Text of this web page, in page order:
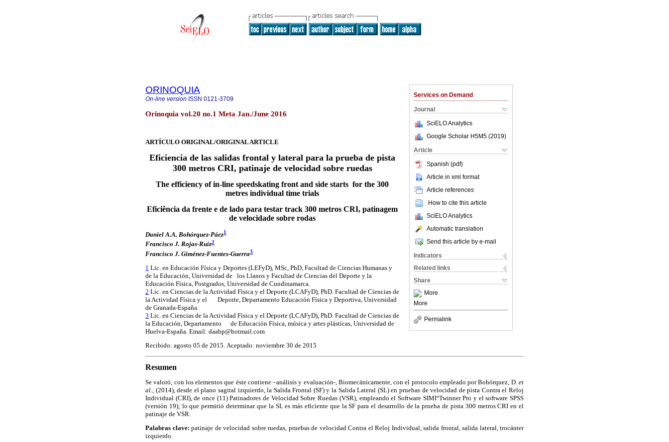
Services on Demand
Journal
SciELO Analytics
Google Scholar H5M5 (2019)
Article
Spanish (pdf)
Article in xml format
Article references
How to cite this article
SciELO Analytics
Automatic translation
Send this article by e-mail
Indicators
Related links
Share
More
More
Permalink
ORINOQUIA
On-line version ISSN 0121-3709
Orinoquia vol.20 no.1 Meta Jan./June 2016
ARTÍCULO ORIGINAL/ORIGINAL ARTICLE
Eficiencia de las salidas frontal y lateral para la prueba de pista
300 metros CRI, patinaje de velocidad sobre ruedas
The efficiency of in-line speedskating front and side starts for the 300
metres individual time trials
Eficiência da frente e de lado para testar track 300 metros CRI, patinagem
de velocidade sobre rodas
Daniel A.A. Bohórquez-Páez1
Francisco J. Rojas-Ruíz2
Francisco J. Giménez-Fuentes-Guerra3
1 Lic. en Educación Física y Deportes (LEFyD), MSc, PhD, Facultad de Ciencias Humanas y
de la Educación, Universidad de los Llanos y Facultad de Ciencias del Deporte y la
Educación Física, Postgrados, Universidad de Cundinamarca.
2 Lic. en Ciencias de la Actividad Física y el Deporte (LCAFyD), PhD. Facultad de Ciencias de
la Actividad Física y el Deporte, Departamento Educación Física y Deportiva, Universidad
de Granada-España.
3 Lic. en Ciencias de la Actividad Física y el Deporte (LCAFyD), PhD. Facultad de Ciencias de
la Educación, Departamento de Educación Física, música y artes plásticas, Universidad de
Huelva-España. Email: daabp@hotmail.com
Recibido: agosto 05 de 2015. Aceptado: noviembre 30 de 2015
Resumen
Se valoró, con los elementos que éste contiene –análisis y evaluación-, Biomecánicamente, con el protocolo empleado por Bohórquez, D. et
al ., (2014), desde el plano sagital izquierdo, la Salida Frontal (SF) y la Salida Lateral (SL) en pruebas de velocidad de pista Contra el Reloj
Individual (CRI), de once (11) Patinadores de Velocidad Sobre Ruedas (VSR), empleando el Software SIMI°Twinner Pro y el software SPSS
(versión 19); lo que permitió determinar que la SL es más eficiente que la SF para el desarrollo de la prueba de pista 300 metros CRI en el
patinaje de VSR.
Palabras clave: patinaje de velocidad sobre ruedas, pruebas de velocidad Contra el Reloj Individual, salida frontal, salida lateral, trocánter
izquierdo.